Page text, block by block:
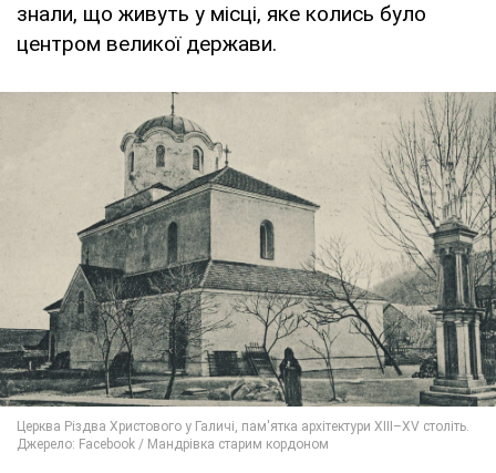
знали, що живуть у місці, яке колись було
центром великої держави.